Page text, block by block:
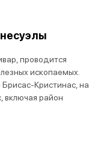
проводится
ископаемых.
Кристинас, на
включая район